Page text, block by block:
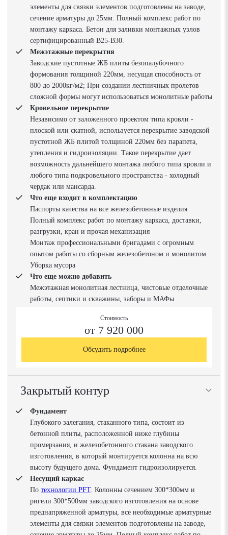
элементы для связки элементов подготовлены на заводе,
сечение арматуры до 25мм. Полный комплекс работ по
монтажу каркаса. Бетон для заливки монтажных узлов
сертифицированный В25-В30.
Межэтажные перекрытия
Заводские пустотные ЖБ плиты безопалубочного
формования толщиной 220мм, несущая способность от
800 до 2000кг/м2; При создании лестничных пролетов
сложной формы могут использоваться монолитные работы
Кровельное перекрытие
Независимо от заложенного проектом типа кровли -
плоской или скатной, используется перекрытие заводской
пустотной ЖБ плитой толщиной 220мм без парапета,
утепления и гидроизоляции. Такое перекрытие дает
возможность дальнейшего монтажа любого типа кровли и
любого типа подкровельного пространства - холодный
чердак или мансарда.
Что еще входит в комплектацию
Паспорты качества на все железобетонные изделия
Полный комплекс работ по монтажу каркаса, доставки,
разгрузки, кран и прочая механизация
Монтаж профессиональными бригадами с огромным
опытом работы со сборным железобетоном и монолитом
Уборка мусора
Что еще можно добавить
Межэтажная монолитная лестница, чистовые отделочные
работы, септики и скважины, заборы и МАФы
Стоимость
от 7 920 000
Обсудить подробнее
Закрытый контур
Фундамент
Глубокого залегания, стаканного типа, состоит из
бетонной плиты, расположенной ниже глубины
промерзания, и железобетонного стакана заводского
изготовления, в который монтируется колонна на всю
высоту будущего дома. Фундамент гидроизолируется.
Несущий каркас
По технологии PFT. Колонны сечением 300*300мм и
ригели 300*500мм заводского изготовления на основе
преднапряженной арматуры, все необходимые арматурные
элементы для связки элементов подготовлены на заводе,